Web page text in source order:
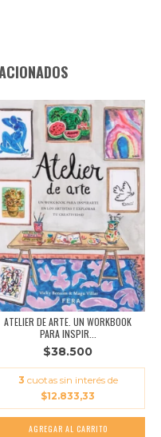
ATELIER DE ARTE. UN WORKBOOK
PARA INSPIR...
$38.500
3 cuotas sin interés de
$12.833,33